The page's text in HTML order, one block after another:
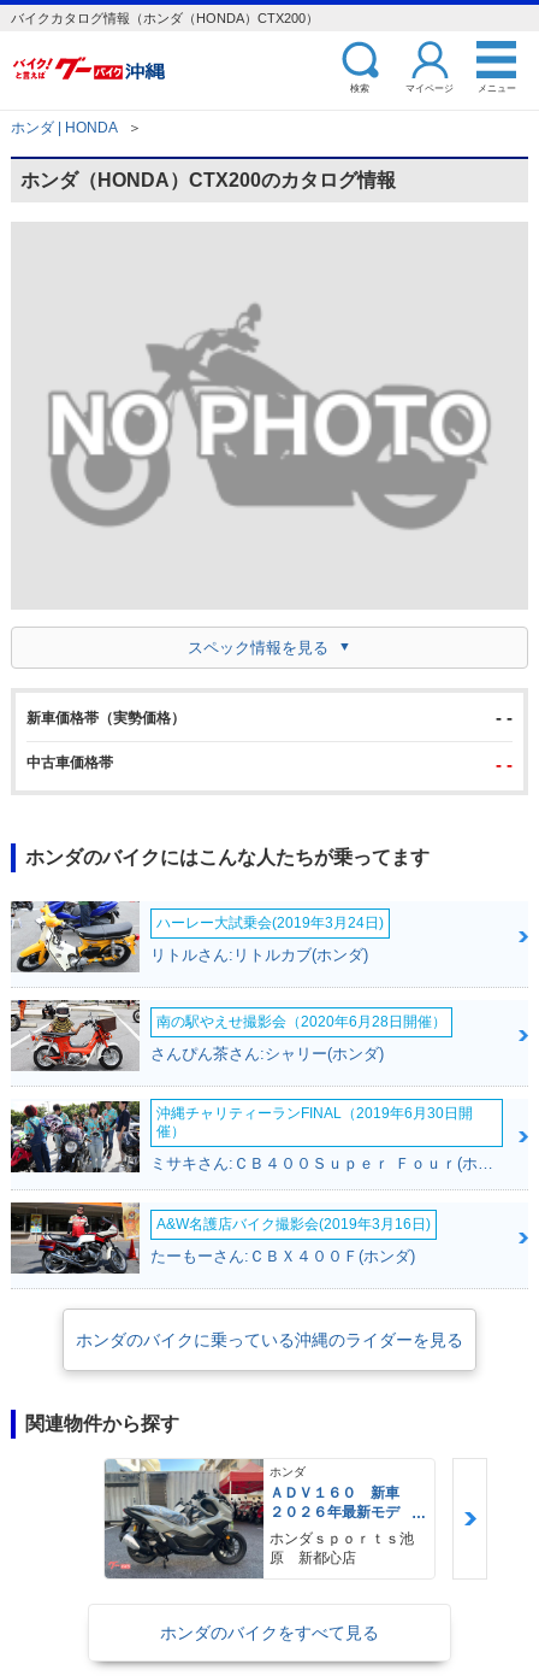
バイクカタログ情報（ホンダ（HONDA）CTX200）
検索 マイページ メニュー
ホンダ | HONDA ＞
ホンダ（HONDA）CTX200のカタログ情報
スペック情報を見る
新車価格帯（実勢価格） - -
中古車価格帯 - -
ホンダのバイクにはこんな人たちが乗ってます
ハーレー大試乗会(2019年3月24日)
リトルさん:リトルカブ(ホンダ)
南の駅やえせ撮影会（2020年6月28日開催）
さんぴん茶さん:シャリー(ホンダ)
沖縄チャリティーランFINAL（2019年6月30日開
催）
ミサキさん:ＣＢ４００Ｓｕｐｅｒ Ｆｏｕｒ(ホンダ)
A&W名護店バイク撮影会(2019年3月16日)
たーもーさん:ＣＢＸ４００Ｆ(ホンダ)
ホンダのバイクに乗っている沖縄のライダーを見る
関連物件から探す
ホンダ
ＡＤＶ１６０ 新車
２０２６年最新モデ
ル パールスモーキー
グレー スマートキ
ー ２９Ｌメットイ
ホンダｓｐｏｒｔｓ池
原 新都心店
ホンダのバイクをすべて見る